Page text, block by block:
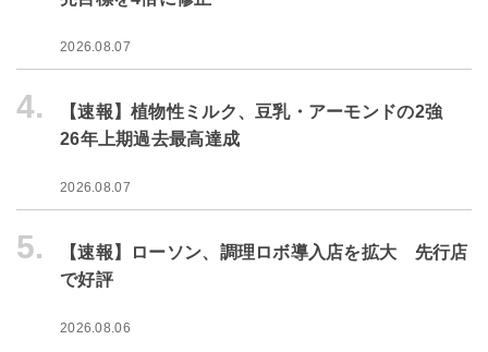
2026.08.07
4.
【速報】植物性ミルク、豆乳・アーモンドの2強
26年上期過去最高達成
2026.08.07
5.
【速報】ローソン、調理ロボ導入店を拡大 先行店
で好評
2026.08.06